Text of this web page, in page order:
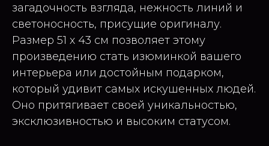
загадочность взгляда, нежность линий и
светоносность, присущие оригиналу.
Размер 51 х 43 см позволяет этому
произведению стать изюминкой вашего
интерьера или достойным подарком,
который удивит самых искушенных людей.
Оно притягивает своей уникальностью,
эксклюзивностью и высоким статусом.